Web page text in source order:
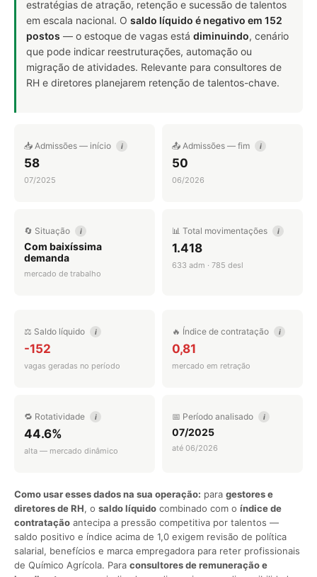
estratégias de atração, retenção e sucessão de talentos
em escala nacional. O saldo líquido é negativo em 152
postos — o estoque de vagas está diminuindo, cenário
que pode indicar reestruturações, automação ou
migração de atividades. Relevante para consultores de
RH e diretores planejarem retenção de talentos-chave.
📥 Admissões — início i
58
07/2025
📤 Admissões — fim i
50
06/2026
🔄 Situação i
Com baixíssima
demanda
mercado de trabalho
📊 Total movimentações i
1.418
633 adm · 785 desl
⚖️ Saldo líquido i
-152
vagas geradas no período
🔥 Índice de contratação i
0,81
mercado em retração
🔁 Rotatividade i
44.6%
alta — mercado dinâmico
📅 Período analisado i
07/2025
até 06/2026
Como usar esses dados na sua operação: para gestores e
diretores de RH, o saldo líquido combinado com o índice de
contratação antecipa a pressão competitiva por talentos —
saldo positivo e índice acima de 1,0 exigem revisão de política
salarial, benefícios e marca empregadora para reter profissionais
de Químico Agrícola. Para consultores de remuneração e